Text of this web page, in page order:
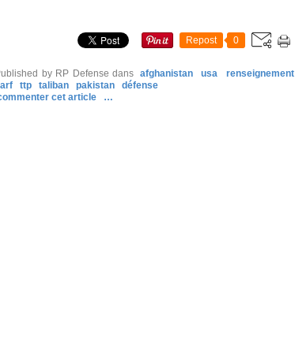
Repost 0
by RP Defense dans afghanistan usa renseignement
ttp taliban pakistan
défense
cet article
…